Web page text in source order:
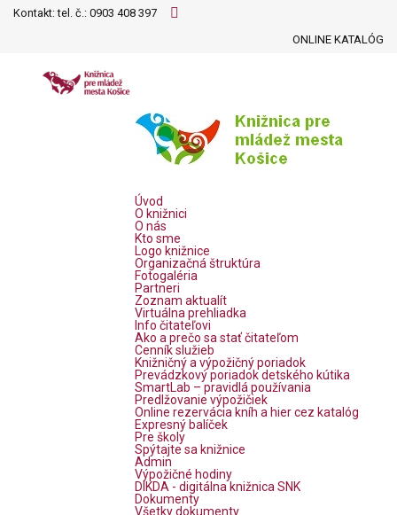
Kontakt: tel. č.: 0903 408 397
ONLINE KATALÓG
Úvod
O knižnici
O nás
Kto sme
Logo knižnice
Organizačná štruktúra
Fotogaléria
Partneri
Zoznam aktualít
Virtuálna prehliadka
Info čitateľovi
Ako a prečo sa stať čitateľom
Cenník služieb
Knižničný a výpožičný poriadok
Prevádzkový poriadok detského kútika
SmartLab – pravidlá používania
Predlžovanie výpožičiek
Online rezervácia kníh a hier cez katalóg
Expresný balíček
Pre školy
Spýtajte sa knižnice
Admin
Výpožičné hodiny
DIKDA - digitálna knižnica SNK
Dokumenty
Všetky dokumenty